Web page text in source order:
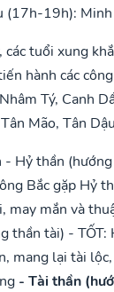
(17h-19h):
các tuổi xung
hành các
Tý, Canh
Mão, Tân
- Hỷ thần
Bắc gặp Hỷ
may mắn và
thần tài) -
mang lại tài
- Tài thần